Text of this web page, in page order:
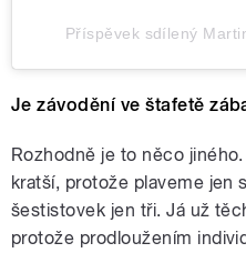
Příspěvek sdílený
Je závodění ve štafetě
Rozhodně je to něco
kratší, protože plaveme jen
šestistovek jen tři. Já už
protože prodloužením